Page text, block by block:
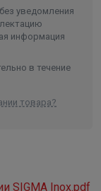
уведомления
информация
в течение
товара?
SIGMA Inox.pdf